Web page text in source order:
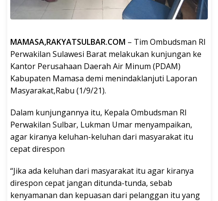
MAMASA,RAKYATSULBAR.COM – Tim Ombudsman RI
Perwakilan Sulawesi Barat melakukan kunjungan ke
Kantor Perusahaan Daerah Air Minum (PDAM)
Kabupaten Mamasa demi menindaklanjuti Laporan
Masyarakat,Rabu (1/9/21).
Dalam kunjungannya itu, Kepala Ombudsman RI
Perwakilan Sulbar, Lukman Umar menyampaikan,
agar kiranya keluhan-keluhan dari masyarakat itu
cepat direspon
“Jika ada keluhan dari masyarakat itu agar kiranya
direspon cepat jangan ditunda-tunda, sebab
kenyamanan dan kepuasan dari pelanggan itu yang